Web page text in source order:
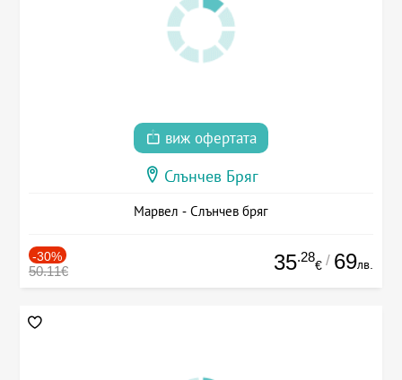
виж офертата
Слънчев Бряг
Марвел - Слънчев бряг
-30%
50.11€ 35.28
€ / 69лв.